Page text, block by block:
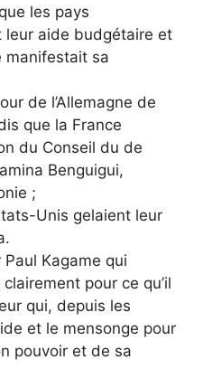
les pays
leur aide budgétaire et
manifestait sa
de l’Allemagne de
que la France
du Conseil du de
Benguigui,
;
Unis gelaient leur
Kagame qui
pour ce qu’il
qui, depuis les
et le mensonge pour
pouvoir et de sa